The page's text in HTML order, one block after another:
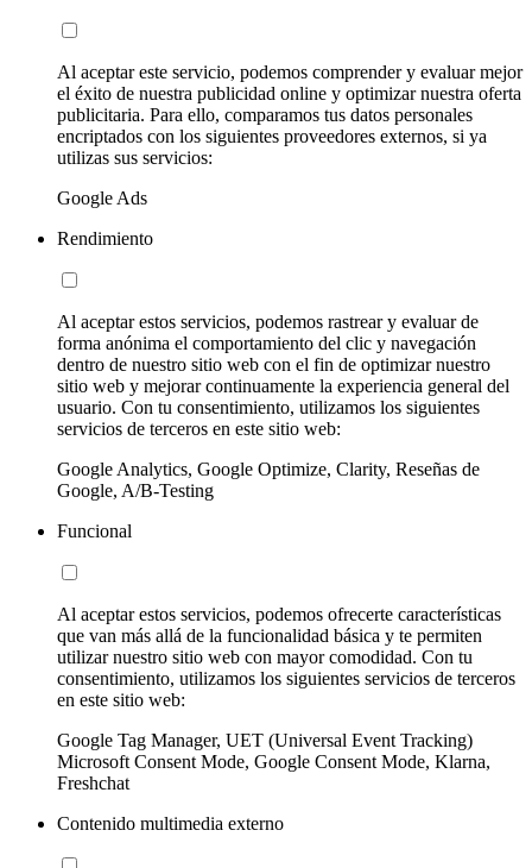
Al aceptar este servicio, podemos comprender y evaluar mejor
el éxito de nuestra publicidad online y optimizar nuestra oferta
publicitaria. Para ello, comparamos tus datos personales
encriptados con los siguientes proveedores externos, si ya
utilizas sus servicios:
Google Ads
Rendimiento
Al aceptar estos servicios, podemos rastrear y evaluar de
forma anónima el comportamiento del clic y navegación
dentro de nuestro sitio web con el fin de optimizar nuestro
sitio web y mejorar continuamente la experiencia general del
usuario. Con tu consentimiento, utilizamos los siguientes
servicios de terceros en este sitio web:
Google Analytics, Google Optimize, Clarity, Reseñas de
Google, A/B-Testing
Funcional
Al aceptar estos servicios, podemos ofrecerte características
que van más allá de la funcionalidad básica y te permiten
utilizar nuestro sitio web con mayor comodidad. Con tu
consentimiento, utilizamos los siguientes servicios de terceros
en este sitio web:
Google Tag Manager, UET (Universal Event Tracking)
Microsoft Consent Mode, Google Consent Mode, Klarna,
Freshchat
Contenido multimedia externo